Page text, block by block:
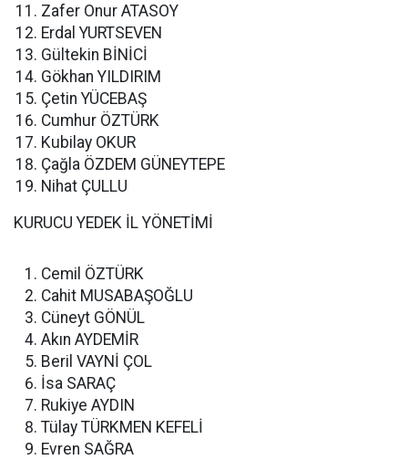
Zafer Onur ATASOY
Erdal YURTSEVEN
Gültekin BİNİCİ
Gökhan YILDIRIM
Çetin YÜCEBAŞ
Cumhur ÖZTÜRK
Kubilay OKUR
Çağla ÖZDEM GÜNEYTEPE
Nihat ÇULLU
KURUCU YEDEK İL YÖNETİMİ
Cemil ÖZTÜRK
Cahit MUSABAŞOĞLU
Cüneyt GÖNÜL
Akın AYDEMİR
Beril VAYNİ ÇOL
İsa SARAÇ
Rukiye AYDIN
Tülay TÜRKMEN KEFELİ
Evren SAĞRA